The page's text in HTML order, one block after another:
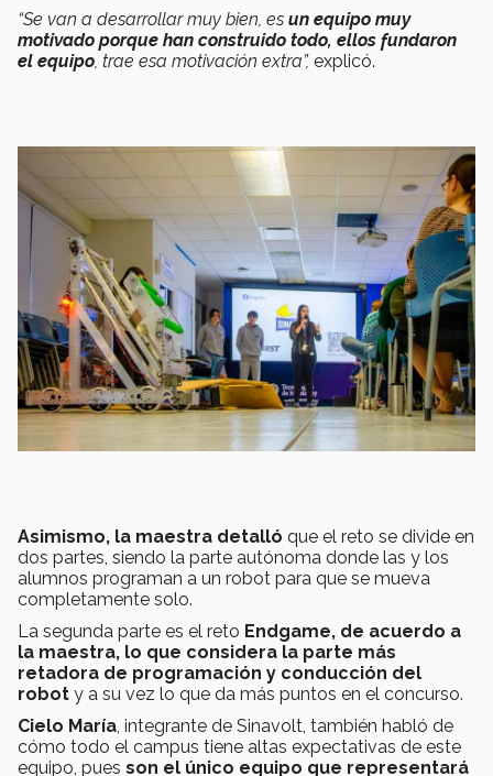
“Se van a desarrollar muy bien, es un equipo muy
motivado porque han construido todo, ellos fundaron
el equipo, trae esa motivación extra”, explicó.
Asimismo, la maestra detalló que el reto se divide en
dos partes, siendo la parte autónoma donde las y los
alumnos programan a un robot para que se mueva
completamente solo.
La segunda parte es el reto Endgame, de acuerdo a
la maestra, lo que considera la parte más
retadora de programación y conducción del
robot y a su vez lo que da más puntos en el concurso.
Cielo María, integrante de Sinavolt, también habló de
cómo todo el campus tiene altas expectativas de este
equipo, pues son el único equipo que representará